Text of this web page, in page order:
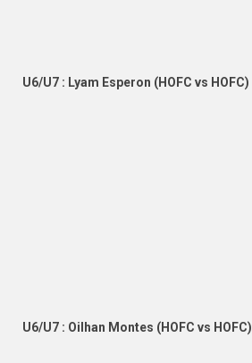
U6/U7 : Lyam Esperon (HOFC vs HOFC)
U6/U7 : Oilhan Montes (HOFC vs HOFC)